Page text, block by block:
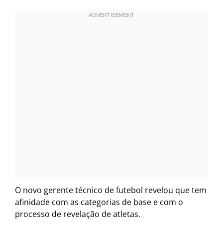
O novo gerente técnico de futebol revelou que tem
afinidade com as categorias de base e com o
processo de revelação de atletas.